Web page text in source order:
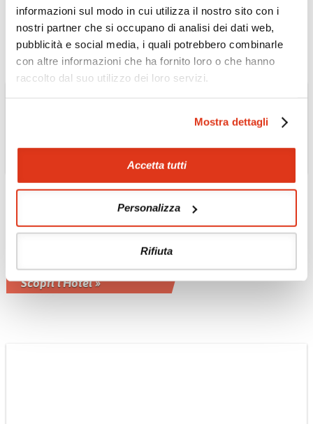
informazioni sul modo in cui utilizza il nostro sito con i
nostri partner che si occupano di analisi dei dati web,
pubblicità e social media, i quali potrebbero combinarle
con altre informazioni che ha fornito loro o che hanno
raccolto dal suo utilizzo dei loro servizi.
Mostra dettagli
Accetta tutti
Personalizza
Rifiuta
Scopri l'Hotel »
THAILANDIA
Beach 5* - spiaggia di
Karon
Una struttura localizzata nell'area più
Scopri l'Hotel »